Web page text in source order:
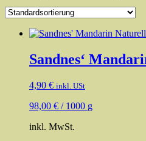
Sandnes‘
4,90 € inkl. USt
98,00 € / 1000 g
inkl. MwSt.